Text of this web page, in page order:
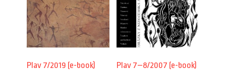
Plav 7/2019 (e-book) Plav 7–8/2007 (e-book)